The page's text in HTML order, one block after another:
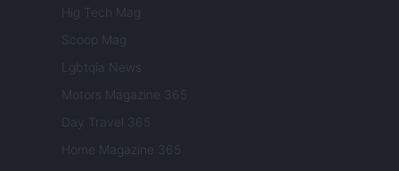
Hig Tech Mag
Scoop Mag
Lgbtqia News
Motors Magazine 365
Day Travel 365
Home Magazine 365